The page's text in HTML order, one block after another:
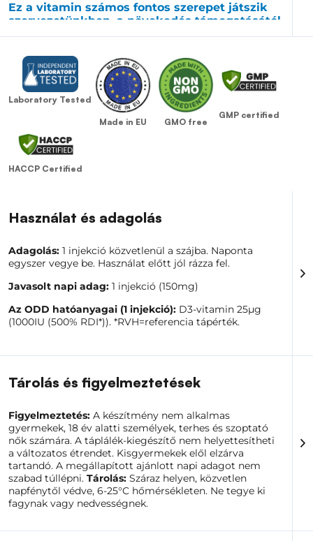
Ez a vitamin számos fontos szerepet játszik
szervezetünkben, a növekedés támogatásától
és a csontok átalakulásától az
vércukorszint energiává alakításáig.
Ez a fontos vitamin a kalcium és a foszfor felszívódását
is segíti. Hiánya különféle egészségügyi problémákhoz
vezethet. Például gyermekeknél késleltetett
növekedéshez vagy akár angolkórhoz vezethet.
Felnőtteknél és serdülőknél a D-vitamin hiánya
osteomalaciához (csont ásványi anyagok elvesztéséhez)
vagy csontritkuláshoz (a csontok elvékonyodásához)
vezethet.
Felnőtteknél a D-vitamin hiánya fáradtságban, izom-
vagy csontfájdalomban vagy súlyos gyengeségben
lábak, a medence vagy a csípő területén, szintén
vitaminhiányra utalhatnak.
Az olyan tényezők, mint a magas szennyezettség, a
fényvédők használata, a napfénynek való korlátozott
felszívódását. Ezek a körülmények növelik a D-vitamin-
hiány kockázatát, így elengedhetetlen, hogy a
kiváló minőségű D3-vitamint tartalmazó táplálék-
kiegészítőkre.
Tippünk!
Az energia-anyagcsere megfelelő működéséhez és a
fáradtság csökkentésérea B-Complex Forte tablettát
Laboratory Tested
Made in EU GMO free
GMP certified
HACCP Certified
Használat és adagolás
Adagolás: 1 injekció közvetlenül a szájba. Naponta
egyszer vegye be. Használat előtt jól rázza fel.
Javasolt napi adag: 1 injekció (150mg)
Az ODD hatóanyagai (1 injekció): D3-vitamin 25µg
(1000IU (500% RDI*)). *RVH=referencia tápérték.
Tárolás és figyelmeztetések
Figyelmeztetés: A készítmény nem alkalmas
gyermekek, 18 év alatti személyek, terhes és szoptató
nők számára. A táplálék-kiegészítő nem helyettesítheti
a változatos étrendet. Kisgyermekek elől elzárva
tartandó. A megállapított ajánlott napi adagot nem
szabad túllépni. Tárolás: Száraz helyen, közvetlen
napfénytől védve, 6-25°C hőmérsékleten. Ne tegye ki
fagynak vagy nedvességnek.